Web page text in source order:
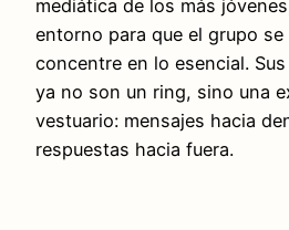
mediática de los más
entorno para que el grupo
concentre en lo esencial.
ya no son un ring, sino una
vestuario: mensajes hacia
respuestas hacia fuera.